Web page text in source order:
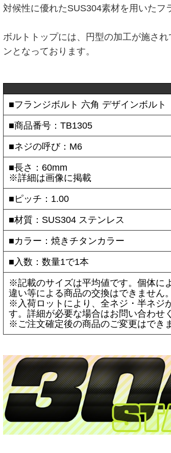
対候性に優れたSUS304素材を用いたフ
ボルトトップには、円型の加工が施さ
ンとなっております。
■フランジボルト 六角 デザインボルト
■商品番号：TB1305
■ネジの呼び：M6
■長さ：60mm
※詳細は画像に掲載
■ピッチ：1.00
■材質：SUS304 ステンレス
■カラー：焼きチタンカラー
■入数：数量1で1本
※記載のサイズは平均値です。個体に
違い等による商品の交換はできません
※入荷ロットにより、全ネジ・半ネジ
す。詳細が必要な場合はお問い合わせ
※ご注文確定後の商品のご変更はでき